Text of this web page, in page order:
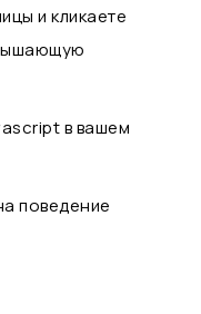
и кликаете
в вашем
поведение